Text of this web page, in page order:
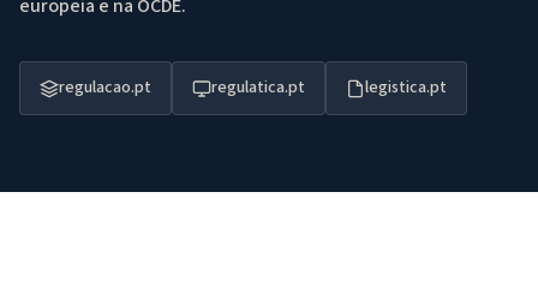
europeia e na OCDE.
regulacao.pt regulatica.pt legistica.pt